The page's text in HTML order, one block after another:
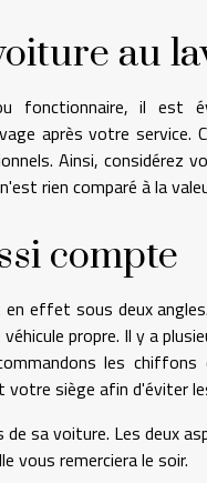
au
fonctionnaire, il est
après votre
Ainsi, considérez
rien comparé à la
compte
effet sous deux
propre. Il y a
les
votre siège afin d'éviter
de sa voiture. Les deux
vous remerciera le soir.